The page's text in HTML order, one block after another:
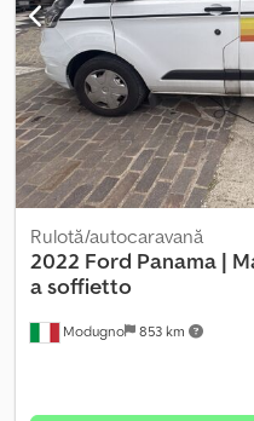
Modugno 853 km
Rulotă/autocaravană
2022 Ford Panama |
a soffietto